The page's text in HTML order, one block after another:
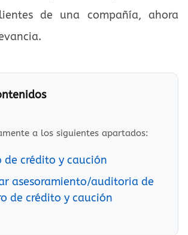
de una compañía, ahora
a los siguientes apartados:
de crédito y caución
asesoramiento/auditoria de
de crédito y caución